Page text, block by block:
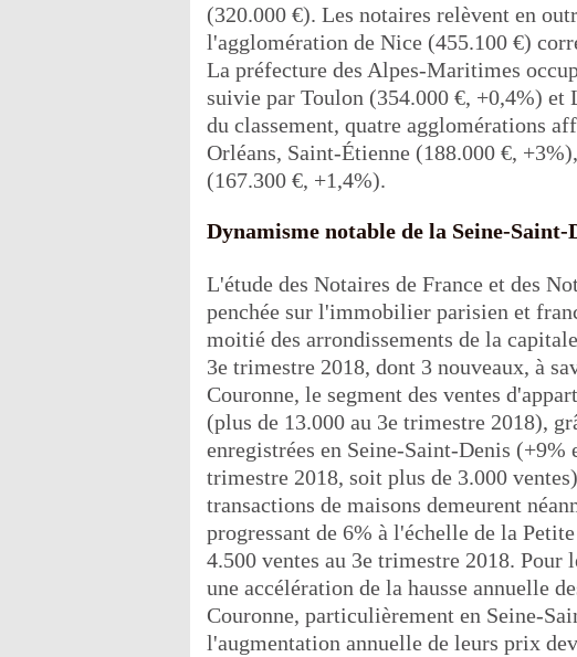
(320.000 €). Les notaires relèvent en
l'agglomération de Nice (455.100 €)
La préfecture des Alpes-Maritimes
suivie par Toulon (354.000 €, +0,4%)
du classement, quatre agglomérations
Orléans, Saint-Étienne (188.000 €, +3%),
(167.300 €, +1,4%).
Dynamisme notable de la Seine-Saint-
L'étude des Notaires de France et des
penchée sur l'immobilier parisien et
moitié des arrondissements de la
3e trimestre 2018, dont 3 nouveaux, à
Couronne, le segment des ventes
(plus de 13.000 au 3e trimestre 2018),
enregistrées en Seine-Saint-Denis
trimestre 2018, soit plus de 3.000
transactions de maisons demeurent
progressant de 6% à l'échelle de la
4.500 ventes au 3e trimestre 2018.
une accélération de la hausse annuelle
Couronne, particulièrement en Seine-
l'augmentation annuelle de leurs prix